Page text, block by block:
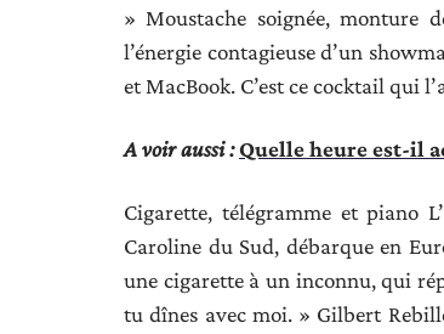
» Moustache soignée, monture
l’énergie contagieuse d’un
et MacBook. C’est ce cocktail qui
A voir aussi :Quelle heure est-il
Cigarette, télégramme et piano
Caroline du Sud, débarque en
une cigarette à un inconnu, qui
tu dînes avec moi. » Gilbert